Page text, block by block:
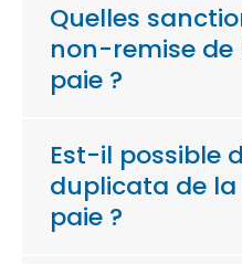
Quelles
non-remise de
paie ?
Est-il possible
duplicata de la
paie ?